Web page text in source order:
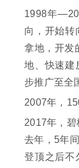
1998年
向，开始转
拿地，开发
地、快速建
步推广至全
2007年，
2017年，碧
去年，5年
登顶之后不